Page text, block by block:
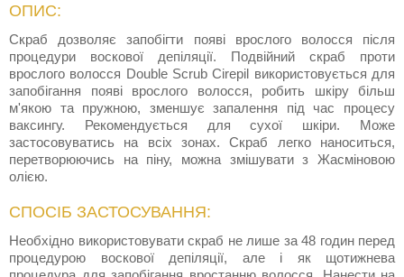
ОПИС:
Скраб дозволяє запобігти появі врослого волосся після
процедури воскової депіляції. Подвійний скраб проти
врослого волосся Double Scrub Cirepil використовується для
запобігання появі врослого волосся, робить шкіру більш
м'якою та пружною, зменшує запалення під час процесу
ваксингу. Рекомендується для сухої шкіри. Може
застосовуватись на всіх зонах. Скраб легко наноситься,
перетворюючись на піну, можна змішувати з Жасміновою
олією.
СПОСІБ ЗАСТОСУВАННЯ:
Необхідно використовувати скраб не лише за 48 годин перед
процедурою воскової депіляції, але і як щотижнева